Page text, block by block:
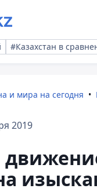
#Казахстан в
и мира на сегодня
2019